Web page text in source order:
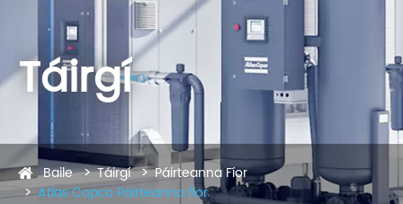
Táirgí
Baile Táirgí
Páirteanna Fíor
Atlas Copco Páirteanna fíor